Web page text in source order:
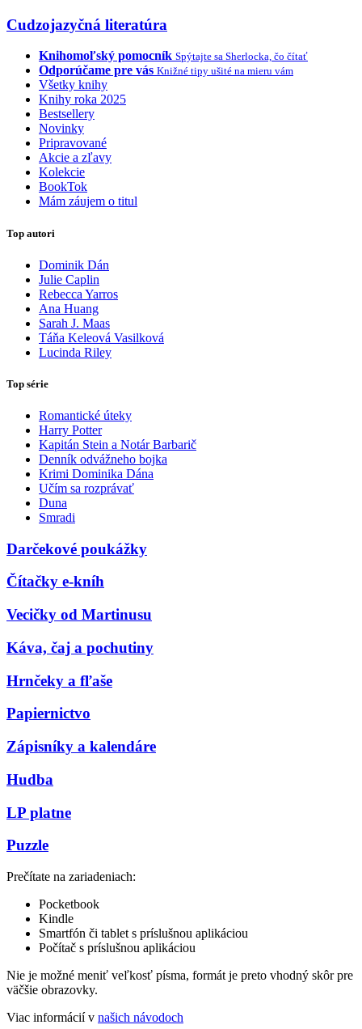
Cudzojazyčná literatúra
Knihomoľský pomocník Spýtajte sa Sherlocka, čo čítať
Odporúčame pre vás Knižné tipy ušité na mieru vám
Všetky knihy
Knihy roka 2025
Bestsellery
Novinky
Pripravované
Akcie a zľavy
Kolekcie
BookTok
Mám záujem o titul
Top autori
Dominik Dán
Julie Caplin
Rebecca Yarros
Ana Huang
Sarah J. Maas
Táňa Keleová Vasilková
Lucinda Riley
Top série
Romantické úteky
Harry Potter
Kapitán Stein a Notár Barbarič
Denník odvážneho bojka
Krimi Dominika Dána
Učím sa rozprávať
Duna
Smradi
Darčekové poukážky
Čítačky e-kníh
Vecičky od Martinusu
Káva, čaj a pochutiny
Hrnčeky a fľaše
Papiernictvo
Zápisníky a kalendáre
Hudba
LP platne
Puzzle
Prečítate na zariadeniach:
Pocketbook
Kindle
Smartfón či tablet s príslušnou aplikáciou
Počítač s príslušnou aplikáciou
Nie je možné meniť veľkosť písma, formát je preto vhodný skôr pre
väčšie obrazovky.
Viac informácií v našich návodoch